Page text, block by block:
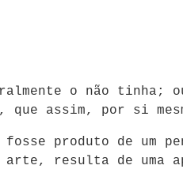
o não tinha;
que assim, por si
produto de um
arte, resulta de